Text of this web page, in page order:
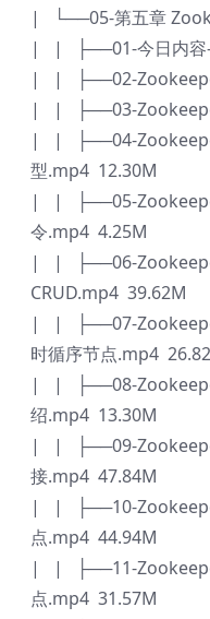
| └──05-第五章
| | ├──01-今日内容-
| | ├──02-
| | ├──03-
| | ├──04-
型.mp4 12.30M
| | ├──05-
令.mp4 4.25M
| | ├──06-
CRUD.mp4 39.62M
| | ├──07-
时循序节点.mp4
| | ├──08-
绍.mp4 13.30M
| | ├──09-
接.mp4 47.84M
| | ├──10-
点.mp4 44.94M
| | ├──11-
点.mp4 31.57M